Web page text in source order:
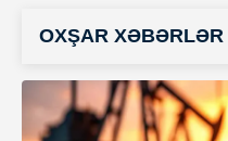
OXŞAR XƏBƏRLƏR